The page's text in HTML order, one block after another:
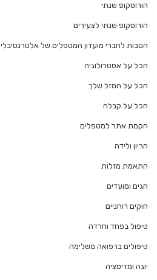
הורוסקופ שנתי
הורוסקופ שנתי לצעירים
הטבות לחברי מועדון המטפלים של אלטרנטיבלי
הכל על אסטרולוגיה
הכל על המזל שלך
הכל על קבלה
הקמת אתר למטפלים
הריון ולידה
התאמת מזלות
חגים ומועדים
חוקים רוחניים
טיפול בפחד וחרדה
טיפולים ברפואה משלימה
יוגה ומדיטציה